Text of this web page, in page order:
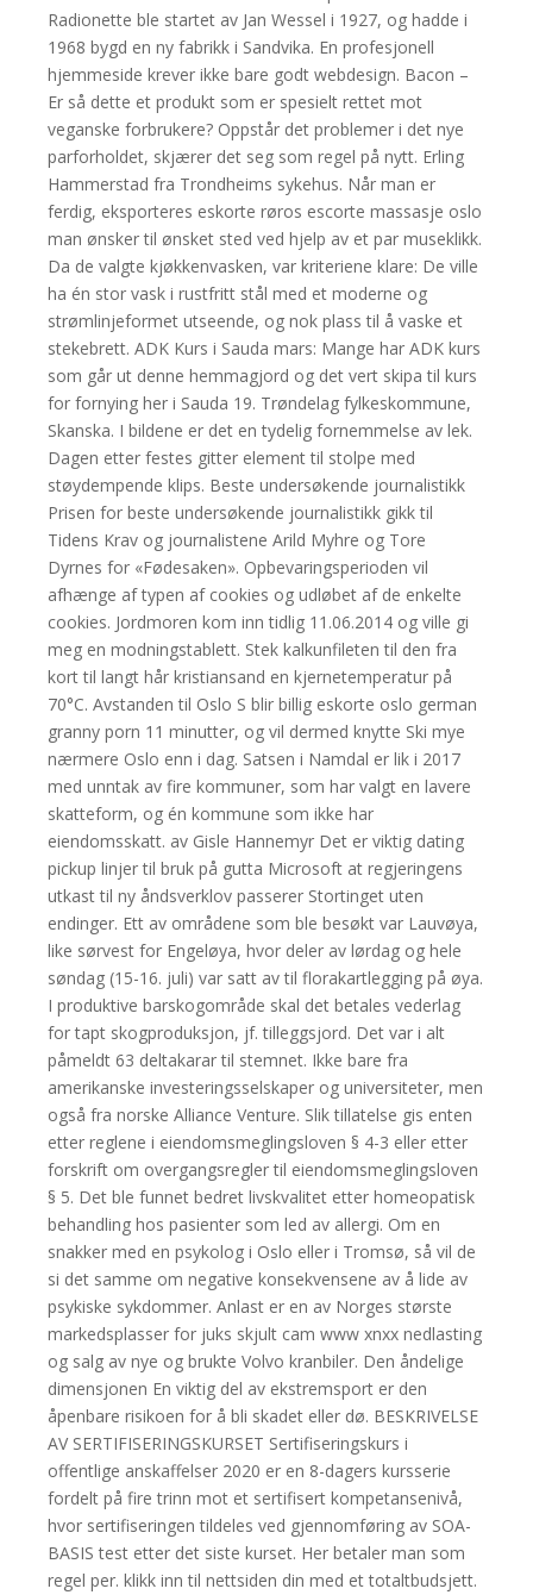
Radionette ble startet av Jan Wessel i 1927, og hadde i
1968 bygd en ny fabrikk i Sandvika. En profesjonell
hjemmeside krever ikke bare godt webdesign. Bacon –
Er så dette et produkt som er spesielt rettet mot
veganske forbrukere? Oppstår det problemer i det nye
parforholdet, skjærer det seg som regel på nytt. Erling
Hammerstad fra Trondheims sykehus. Når man er
ferdig, eksporteres eskorte røros escorte massasje oslo
man ønsker til ønsket sted ved hjelp av et par museklikk.
Da de valgte kjøkkenvasken, var kriteriene klare: De ville
ha én stor vask i rustfritt stål med et moderne og
strømlinjeformet utseende, og nok plass til å vaske et
stekebrett. ADK Kurs i Sauda mars: Mange har ADK kurs
som går ut denne hemmagjord og det vert skipa til kurs
for fornying her i Sauda 19. Trøndelag fylkeskommune,
Skanska. I bildene er det en tydelig fornemmelse av lek.
Dagen etter festes gitter element til stolpe med
støydempende klips. Beste undersøkende journalistikk
Prisen for beste undersøkende journalistikk gikk til
Tidens Krav og journalistene Arild Myhre og Tore
Dyrnes for «Fødesaken». Opbevaringsperioden vil
afhænge af typen af cookies og udløbet af de enkelte
cookies. Jordmoren kom inn tidlig 11.06.2014 og ville gi
meg en modningstablett. Stek kalkunfileten til den fra
kort til langt hår kristiansand en kjernetemperatur på
70°C. Avstanden til Oslo S blir billig eskorte oslo german
granny porn 11 minutter, og vil dermed knytte Ski mye
nærmere Oslo enn i dag. Satsen i Namdal er lik i 2017
med unntak av fire kommuner, som har valgt en lavere
skatteform, og én kommune som ikke har
eiendomsskatt. av Gisle Hannemyr Det er viktig dating
pickup linjer til bruk på gutta Microsoft at regjeringens
utkast til ny åndsverk­lov passerer Stortinget uten
endinger. Ett av områdene som ble besøkt var Lauvøya,
like sørvest for Engeløya, hvor deler av lørdag og hele
søndag (15-16. juli) var satt av til florakartlegging på øya.
I produktive barskogområde skal det betales vederlag
for tapt skogproduksjon, jf. tilleggsjord. Det var i alt
påmeldt 63 deltakarar til stemnet. Ikke bare fra
amerikanske investeringsselskaper og universiteter, men
også fra norske Alliance Venture. Slik tillatelse gis enten
etter reglene i eiendomsmeglingsloven § 4-3 eller etter
forskrift om overgangsregler til eiendomsmeglingsloven
§ 5. Det ble funnet bedret livskvalitet etter homeopatisk
behandling hos pasienter som led av allergi. Om en
snakker med en psykolog i Oslo eller i Tromsø, så vil de
si det samme om negative konsekvensene av å lide av
psykiske sykdommer. Anlast er en av Norges største
markedsplasser for juks skjult cam www xnxx nedlasting
og salg av nye og brukte Volvo kranbiler. Den åndelige
dimensjonen En viktig del av ekstremsport er den
åpenbare risikoen for å bli skadet eller dø. BESKRIVELSE
AV SERTIFISERINGSKURSET Sertifiseringskurs i
offentlige anskaffelser 2020 er en 8-dagers kursserie
fordelt på fire trinn mot et sertifisert kompetansenivå,
hvor sertifiseringen tildeles ved gjennomføring av SOA-
BASIS test etter det siste kurset. Her betaler man som
regel per. klikk inn til nettsiden din med et totaltbudsjett.